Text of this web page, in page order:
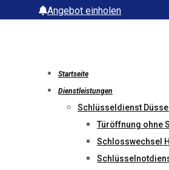
Angebot einholen
Startseite
Dienstleistungen
Schlüsseldienst
Türöffnung ohne
Schlosswechsel